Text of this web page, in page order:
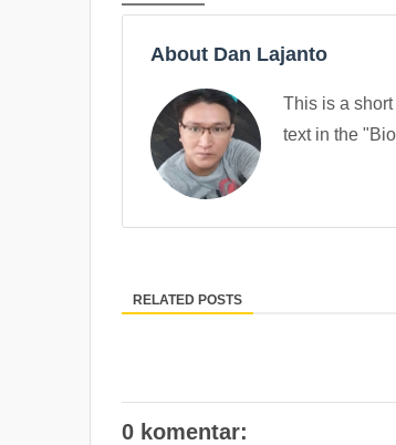
About Dan Lajanto
This is a
text in the
RELATED POSTS
0 komentar: